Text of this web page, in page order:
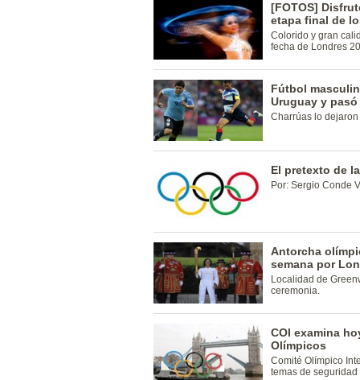
[FOTOS]
etapa final de
Colorido y gran
fecha de Londres
Fútbol
Uruguay y
Charrúas lo
El pretexto de
Por: Sergio Conde
Antorcha
semana por
Localidad de
ceremonia.
COI examina
Olímpicos
Comité Olímpico
temas de seguridad